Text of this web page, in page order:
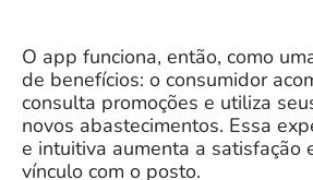
O app funciona, então, como
de benefícios: o consumidor
consulta promoções e utiliza
novos abastecimentos. Essa
e intuitiva aumenta a satisfação
vínculo com o posto.